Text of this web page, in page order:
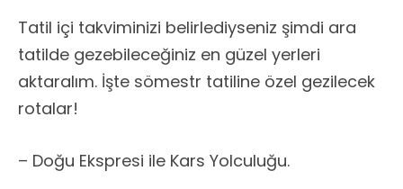
Tatil içi takviminizi belirlediyseniz şimdi ara
tatilde gezebileceğiniz en güzel yerleri
aktaralım. İşte sömestr tatiline özel gezilecek
rotalar!
– Doğu Ekspresi ile Kars Yolculuğu.